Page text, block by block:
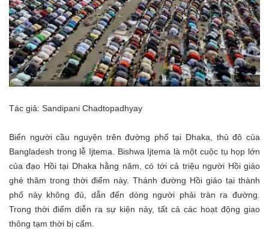
Tác giả: Sandipani Chadtopadhyay
Biển người cầu nguyện trên đường phố tại Dhaka, thủ đô của
Bangladesh trong lễ Ijtema. Bishwa Ijtema là một cuộc tụ họp lớn
của đạo Hồi tại Dhaka hằng năm, có tới cả triệu người Hồi giáo
ghé thăm trong thời điểm này. Thánh đường Hồi giáo tại thành
phố này không đủ, dẫn đến dòng người phải tràn ra đường.
Trong thời điểm diễn ra sự kiện này, tất cả các hoạt động giao
thông tạm thời bị cấm.